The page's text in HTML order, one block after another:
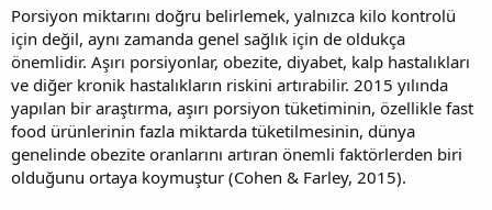
Porsiyon miktarını doğru belirlemek, yalnızca kilo kontrolü
için değil, aynı zamanda genel sağlık için de oldukça
önemlidir. Aşırı porsiyonlar, obezite, diyabet, kalp hastalıkları
ve diğer kronik hastalıkların riskini artırabilir. 2015 yılında
yapılan bir araştırma, aşırı porsiyon tüketiminin, özellikle fast
food ürünlerinin fazla miktarda tüketilmesinin, dünya
genelinde obezite oranlarını artıran önemli faktörlerden biri
olduğunu ortaya koymuştur (Cohen & Farley, 2015).